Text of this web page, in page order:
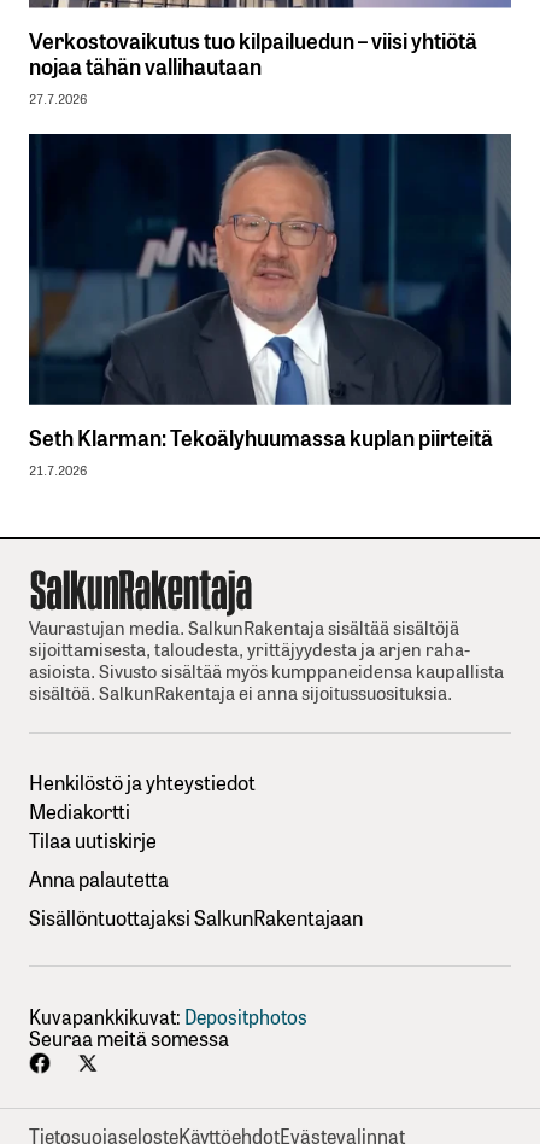
Verkostovaikutus tuo kilpailuedun – viisi yhtiötä
nojaa tähän vallihautaan
27.7.2026
Seth Klarman: Tekoälyhuumassa kuplan piirteitä
21.7.2026
Vaurastujan media. SalkunRakentaja sisältää sisältöjä
sijoittamisesta, taloudesta, yrittäjyydesta ja arjen raha-
asioista. Sivusto sisältää myös kumppaneidensa kaupallista
sisältöä. SalkunRakentaja ei anna sijoitussuosituksia.
Henkilöstö ja yhteystiedot
Mediakortti
Tilaa uutiskirje
Anna palautetta
Sisällöntuottajaksi SalkunRakentajaan
Kuvapankkikuvat: Depositphotos
Seuraa meitä somessa
TietosuojaselosteKäyttöehdotEvästevalinnat